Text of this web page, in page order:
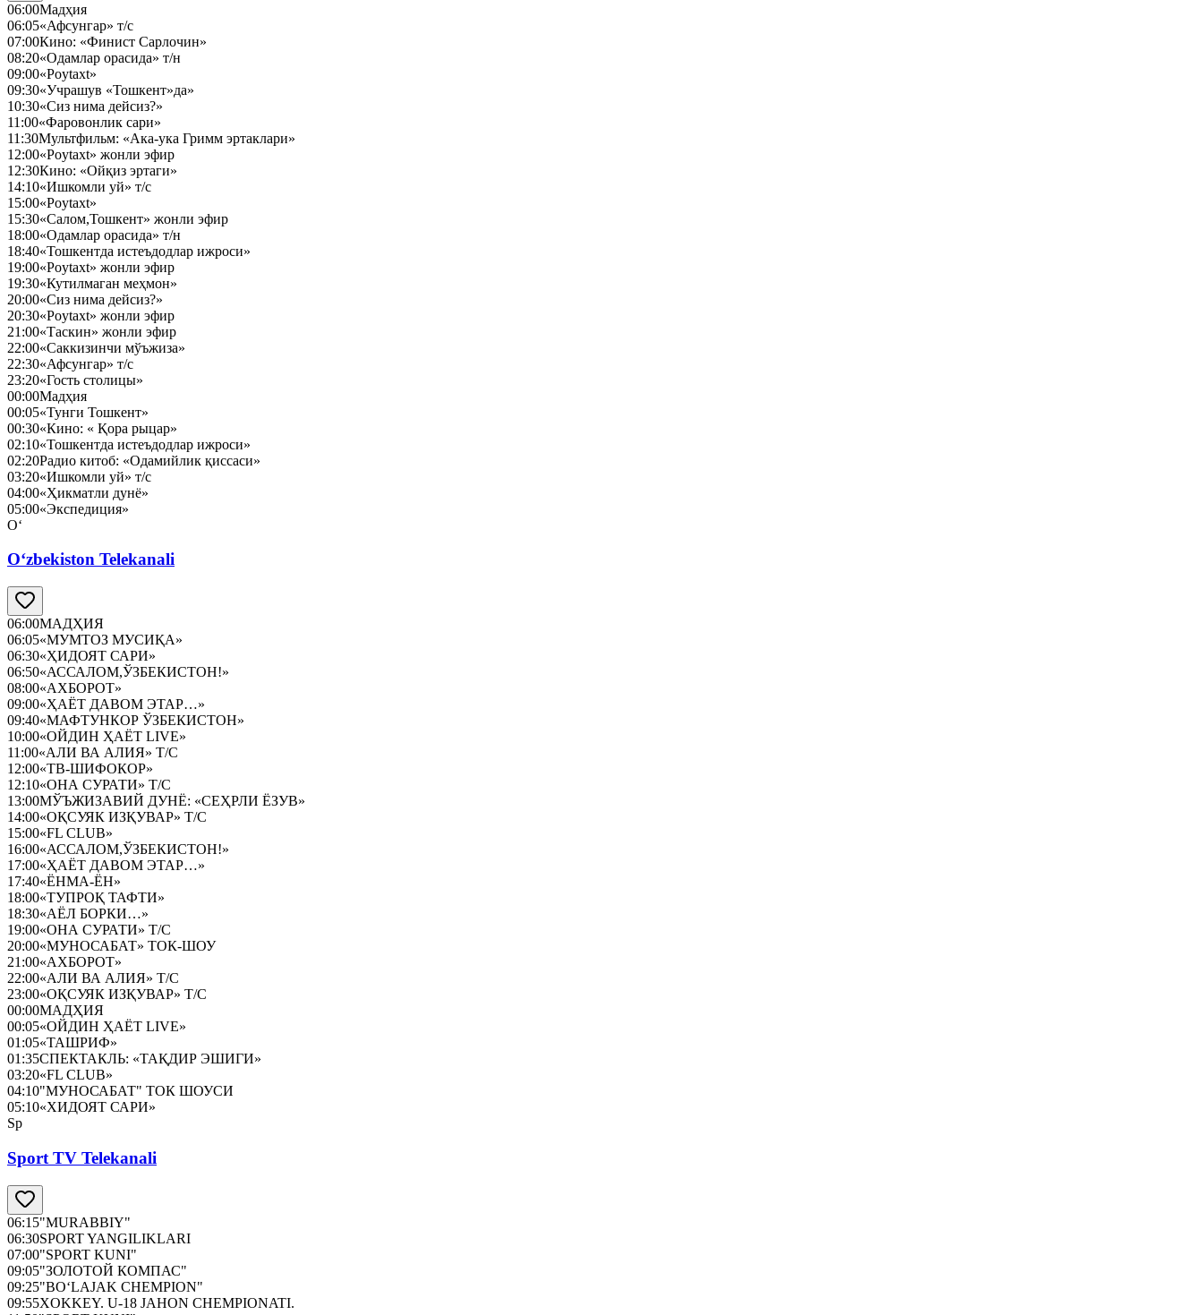
06:00Мадҳия
06:05«Афсунгар» т/с
07:00Кино: «Финист Сарлочин»
08:20«Одамлар орасида» т/н
09:00«Poytaxt»
09:30«Учрашув «Тошкент»да»
10:30«Сиз нима дейсиз?»
11:00«Фаровонлик сари»
11:30Мультфильм: «Ака-ука Гримм эртаклари»
12:00«Poytaxt» жонли эфир
12:30Кино: «Ойқиз эртаги»
14:10«Ишкомли уй» т/с
15:00«Poytaxt»
15:30«Салом,Тошкент» жонли эфир
18:00«Одамлар орасида» т/н
18:40«Тошкентда истеъдодлар ижроси»
19:00«Poytaxt» жонли эфир
19:30«Кутилмаган меҳмон»
20:00«Сиз нима дейсиз?»
20:30«Poytaxt» жонли эфир
21:00«Таскин» жонли эфир
22:00«Саккизинчи мўъжиза»
22:30«Афсунгар» т/с
23:20«Гость столицы»
00:00Мадҳия
00:05«Тунги Тошкент»
00:30«Кино: « Қора рыцар»
02:10«Тошкентда истеъдодлар ижроси»
02:20Радио китоб: «Одамийлик қиссаси»
03:20«Ишкомли уй» т/с
04:00«Ҳикматли дунё»
05:00«Экспедиция»
O‘
O‘zbekiston Telekanali
06:00МАДҲИЯ
06:05«МУМТОЗ МУСИҚА»
06:30«ҲИДОЯТ САРИ»
06:50«АССАЛОМ,ЎЗБЕКИСТОН!»
08:00«АХБОРОТ»
09:00«ҲАЁТ ДАВОМ ЭТАР…»
09:40«МАФТУНКОР ЎЗБЕКИСТОН»
10:00«ОЙДИН ҲАЁТ LIVE»
11:00«АЛИ ВА АЛИЯ» Т/С
12:00«ТВ-ШИФОКОР»
12:10«ОНА СУРАТИ» Т/С
13:00МЎЪЖИЗАВИЙ ДУНЁ: «СЕҲРЛИ ЁЗУВ»
14:00«ОҚСУЯК ИЗҚУВАР» Т/С
15:00«FL CLUB»
16:00«АССАЛОМ,ЎЗБЕКИСТОН!»
17:00«ҲАЁТ ДАВОМ ЭТАР…»
17:40«ЁНМА-ЁН»
18:00«ТУПРОҚ ТАФТИ»
18:30«АЁЛ БОРКИ…»
19:00«ОНА СУРАТИ» Т/С
20:00«МУНОСАБАТ» ТОК-ШОУ
21:00«АХБОРОТ»
22:00«АЛИ ВА АЛИЯ» Т/С
23:00«ОҚСУЯК ИЗҚУВАР» Т/С
00:00МАДҲИЯ
00:05«ОЙДИН ҲАЁТ LIVE»
01:05«ТАШРИФ»
01:35СПЕКТАКЛЬ: «ТАҚДИР ЭШИГИ»
03:20«FL CLUB»
04:10"МУНОСАБАТ" ТОК ШОУСИ
05:10«ХИДОЯТ САРИ»
Sp
Sport TV Telekanali
06:15"MURABBIY"
06:30SPORT YANGILIKLARI
07:00"SPORT KUNI"
09:05"ЗОЛОТОЙ КОМПАС"
09:25"BO‘LAJAK CHEMPION"
09:55XOKKEY. U-18 JAHON CHEMPIONATI.